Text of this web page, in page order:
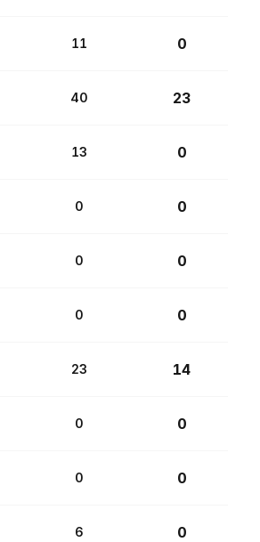
11 0
40 23
13 0
0 0
0 0
0 0
23 14
0 0
0 0
6 0